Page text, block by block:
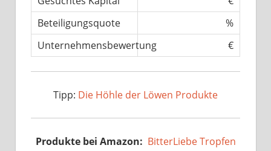
Beteiligungsquote
%
Unternehmensbewertung
€
Tipp: Die Höhle der Löwen Produkte
Produkte bei Amazon: BitterLiebe Tropfen